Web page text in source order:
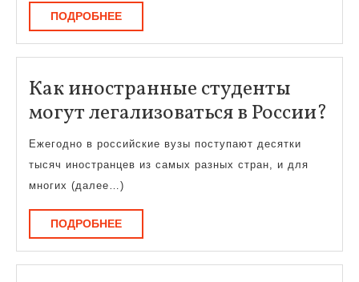
ПОДРОБНЕЕПОДРОБНЕЕ
Как иностранные студенты
могут легализоваться в России?
Ежегодно в российские вузы поступают десятки
тысяч иностранцев из самых разных стран, и для
многих (далее…)
ПОДРОБНЕЕПОДРОБНЕЕ